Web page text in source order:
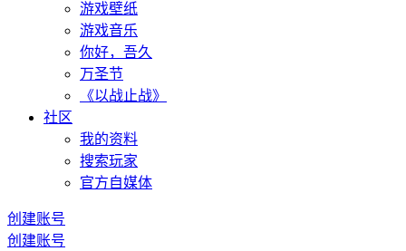
游戏壁纸
游戏音乐
你好，吾久
万圣节
《以战止战》
社区
我的资料
搜索玩家
官方自媒体
创建账号
创建账号